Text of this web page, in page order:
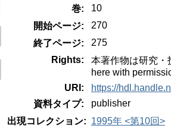
巻:
10
開始ページ:
270
終了ページ:
275
Rights:
本著作物は研究・
here with
URI:
https://
資料タイプ:
publisher
出現コレクション: 1995年 <第10回>